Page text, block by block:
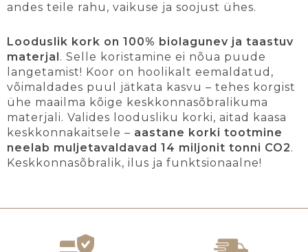
andes teile rahu, vaikuse ja soojust ühes.
Looduslik kork on 100% biolagunev ja taastuv
materjal . Selle koristamine ei nõua puude
langetamist! Koor on hoolikalt eemaldatud,
võimaldades puul jätkata kasvu – tehes korgist
ühe maailma kõige keskkonnasõbralikuma
materjali. Valides loodusliku korki, aitad kaasa
keskkonnakaitsele – aastane korki tootmine
neelab muljetavaldavad 14 miljonit tonni CO2.
Keskkonnasõbralik, ilus ja funktsionaalne!